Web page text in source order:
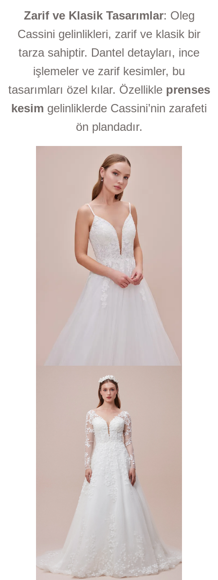
Zarif ve Klasik Tasarımlar: Oleg
Cassini gelinlikleri, zarif ve klasik bir
tarza sahiptir. Dantel detayları, ince
işlemeler ve zarif kesimler, bu
tasarımları özel kılar. Özellikle prenses
kesim gelinliklerde Cassini’nin zarafeti
ön plandadır.